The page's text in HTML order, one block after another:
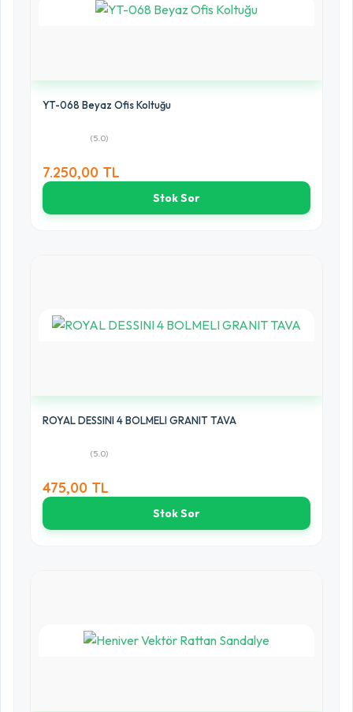
YT-068 Beyaz Ofis Koltuğu
(5.0)
7.250,00 TL
Stok Sor
ROYAL DESSINI 4 BOLMELI GRANIT TAVA
(5.0)
475,00 TL
Stok Sor